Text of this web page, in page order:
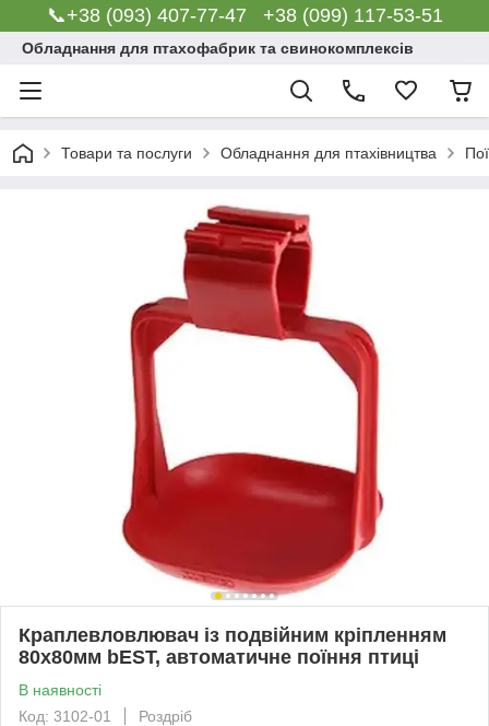
📞+38 (093) 407-77-47 +38 (099) 117-53-51
Обладнання для птахофабрик та свинокомплексів
Товари та послуги Обладнання для птахівництва
Краплевловлювач із подвійним кріпленням
80x80мм bEST, автоматичне поїння птиці
В наявності
Код: 3102-01
Роздріб